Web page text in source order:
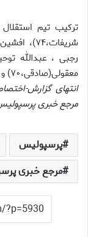
ترکیب تیم
رجبی ، عبدالله
معقولی(صادقی،۷۰) و محمد فعال(علیرضا دغاغله،۵۷)
انتهای گزارش-
مرجع خبری
پرسپولیس
مرجع خبری